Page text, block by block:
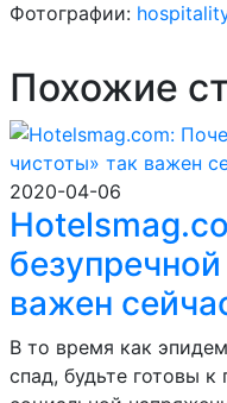
Фотографии:
Похожие
2020-04-06
важен
В то время как
спад, будьте готовы